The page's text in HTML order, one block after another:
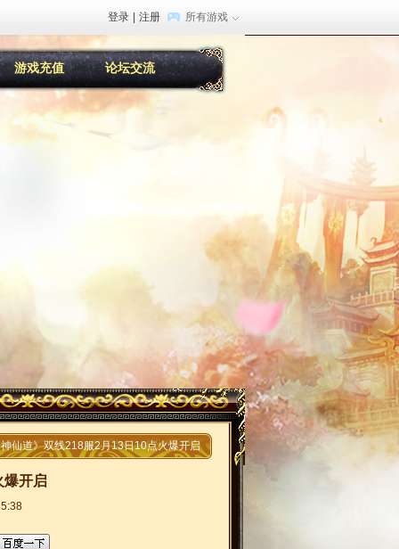
登录 注册 所有游戏
游戏充值 论坛交流
仙道》双线218服2月13日10点火爆开启
爆开启